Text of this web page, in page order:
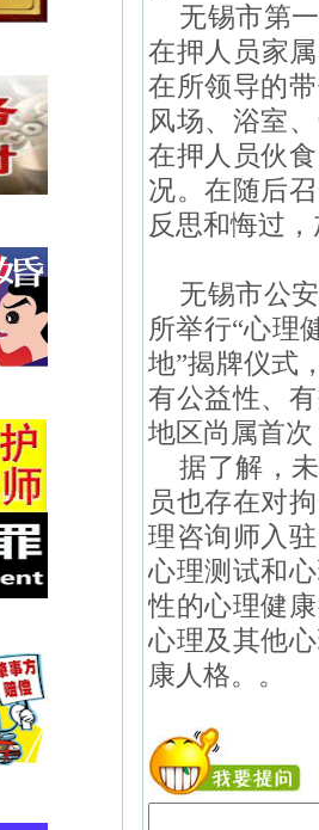
无锡市第一
在押人员家
在所领导的
风场、浴室
在押人员伙
况。在随后
反思和悔过
无锡市公安
所举行“心理
地”揭牌仪式
有公益性、
地区尚属首
据了解，未
员也存在对
理咨询师入
心理测试和
性的心理健
心理及其他
康人格。 。